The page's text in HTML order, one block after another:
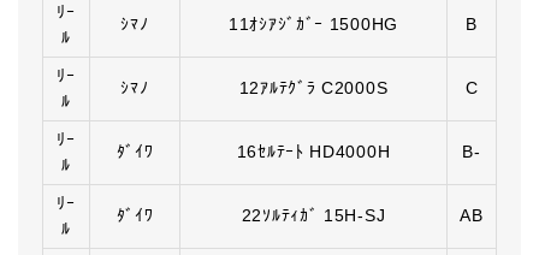
ﾘｰ
ﾙ
ｼﾏﾉ 11ｵｼｱｼﾞｶﾞｰ 1500HG B
ﾘｰ
ﾙ
ｼﾏﾉ 12ｱﾙﾃｸﾞﾗ C2000S C
ﾘｰ
ﾙ
ﾀﾞｲﾜ 16ｾﾙﾃｰﾄ HD4000H B-
ﾘｰ
ﾙ
ﾀﾞｲﾜ 22ｿﾙﾃｨｶﾞ 15H-SJ AB